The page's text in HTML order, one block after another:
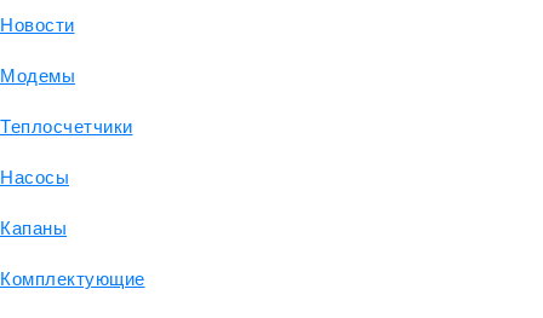
Новости
Модемы
Теплосчетчики
Насосы
Капаны
Комплектующие